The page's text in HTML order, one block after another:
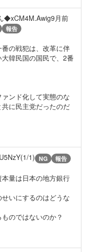
◆xCM4M.Awig9月前
報告
の戦犯は、改革に伴
韓民国の国民で、2番
ンド化して実態のな
に民主党だったのだ
1) NG 報告
量は日本の地方銀行
いにするのはどうな
のではないのか？